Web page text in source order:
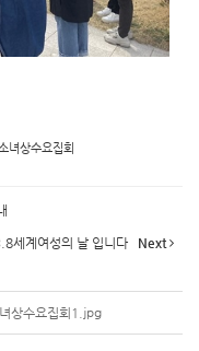
녀상수요집회
세계여성의 날 입니다 Next
상수요집회1.jpg